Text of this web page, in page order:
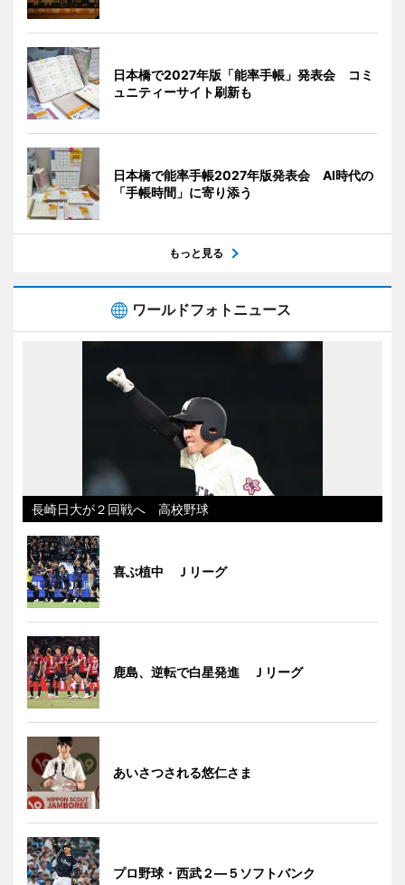
日本橋で2027年版「能率手帳」発表会 コミ
ュニティーサイト刷新も
日本橋で能率手帳2027年版発表会 AI時代の
「手帳時間」に寄り添う
もっと見る
ワールドフォトニュース
長崎日大が２回戦へ 高校野球
喜ぶ植中 Ｊリーグ
鹿島、逆転で白星発進 Ｊリーグ
あいさつされる悠仁さま
プロ野球・西武２―５ソフトバンク